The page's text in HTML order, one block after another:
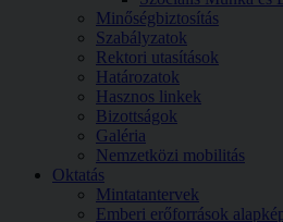
Minőségbiztosítás
Szabályzatok
Rektori utasítások
Határozatok
Hasznos linkek
Bizottságok
Galéria
Nemzetközi mobilitás
Oktatás
Mintatantervek
Emberi erőforrások